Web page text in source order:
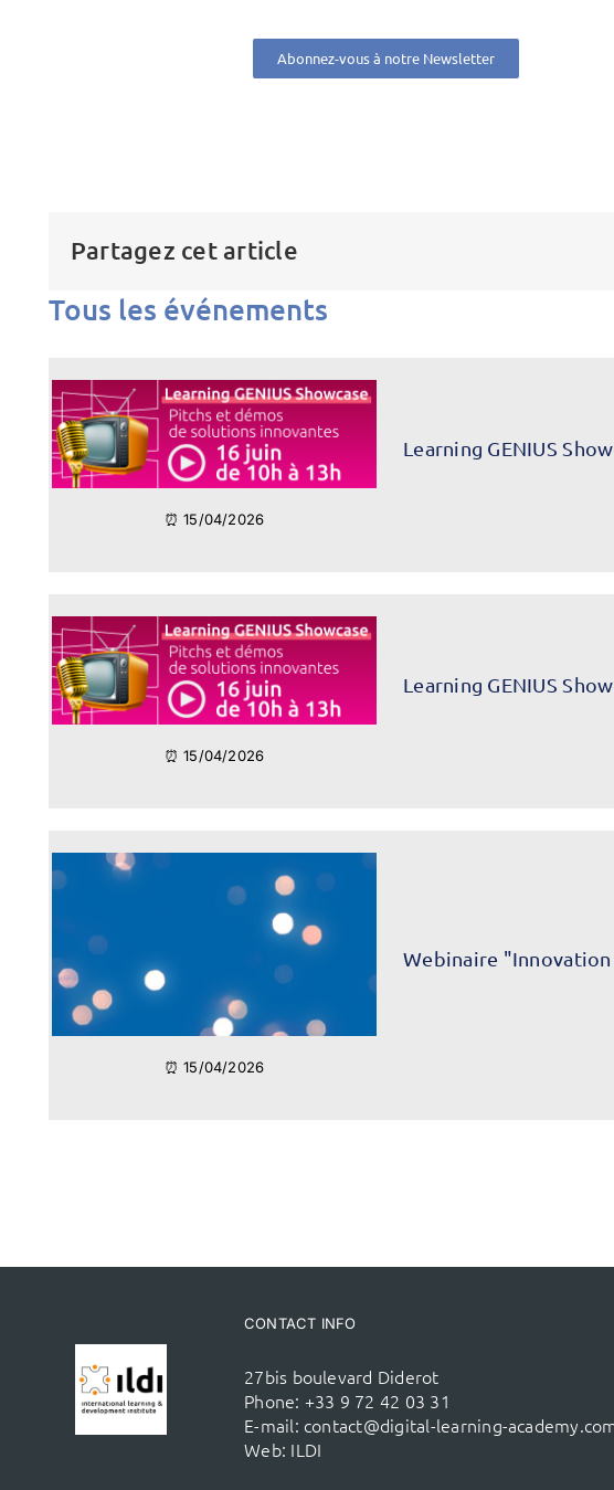
Abonnez-vous à notre Newsletter
Partagez cet article
Tous les événements
⏰ 15/04/2026
Learning GENIUS
⏰ 15/04/2026
Learning GENIUS
⏰ 15/04/2026
Webinaire
CONTACT INFO
27bis boulevard Diderot
Phone: +33 9 72 42 03 31
E-mail: contact@digital-learning-
Web: ILDI